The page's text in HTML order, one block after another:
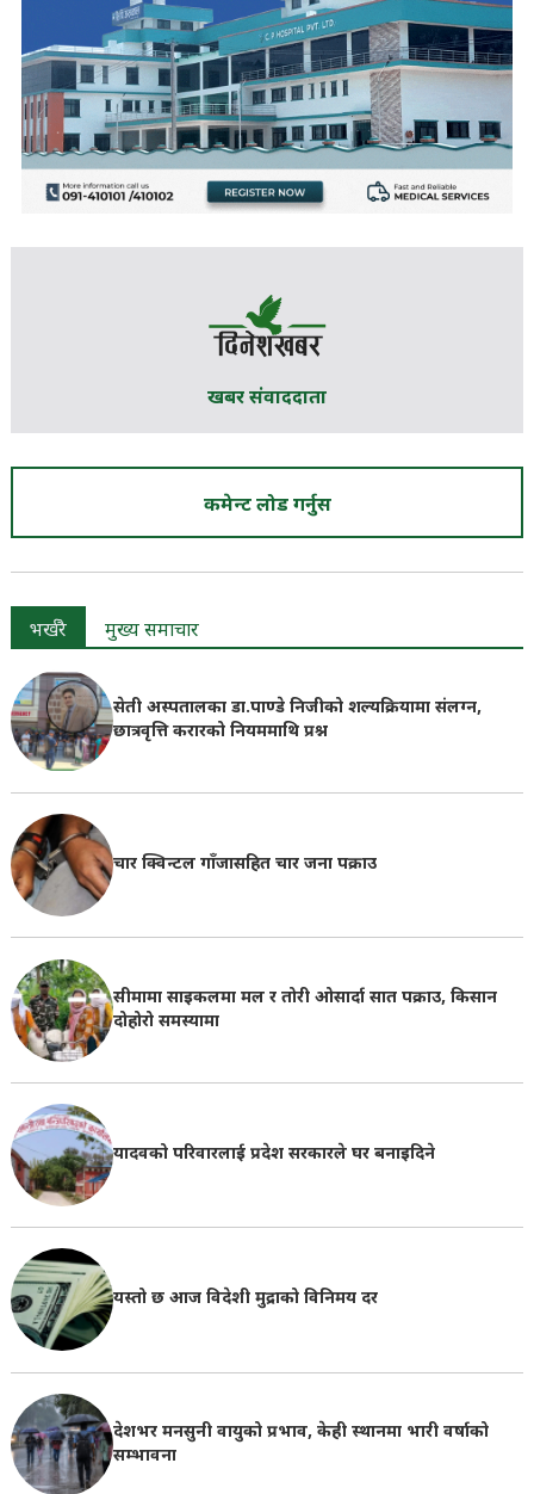
खबर संवाददाता
कमेन्ट लोड गर्नुस
भर्खरै मुख्य समाचार
सेती अस्पतालका डा.पाण्डे निजीको शल्यक्रियामा संलग्न,
छात्रवृत्ति करारको नियममाथि प्रश्न
चार क्विन्टल गाँजासहित चार जना पक्राउ
सीमामा साइकलमा मल र तोरी ओसार्दा सात पक्राउ, किसान
दोहोरो समस्यामा
यादवको परिवारलाई प्रदेश सरकारले घर बनाइदिने
यस्तो छ आज विदेशी मुद्राको विनिमय दर
देशभर मनसुनी वायुको प्रभाव, केही स्थानमा भारी वर्षाको
सम्भावना